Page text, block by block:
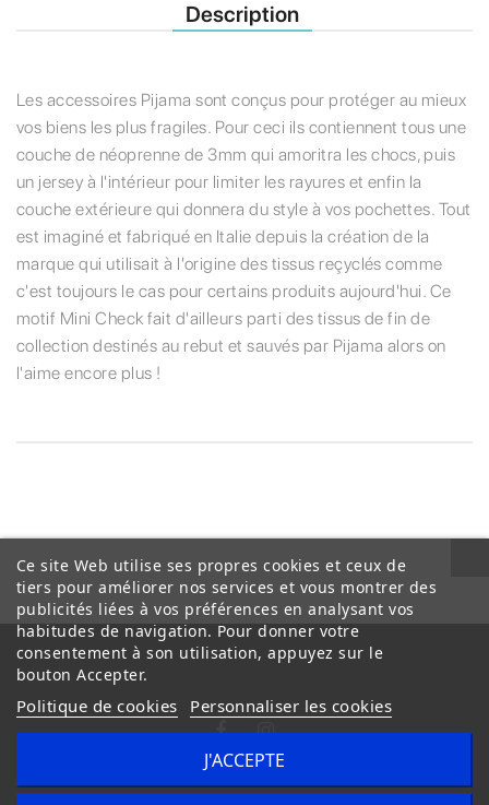
Description
Les accessoires Pijama sont conçus pour protéger au mieux
vos biens les plus fragiles. Pour ceci ils contiennent tous une
couche de néoprenne de 3mm qui amoritra les chocs, puis
un jersey à l'intérieur pour limiter les rayures et enfin la
couche extérieure qui donnera du style à vos pochettes. Tout
est imaginé et fabriqué en Italie depuis la création de la
marque qui utilisait à l'origine des tissus reçyclés comme
c'est toujours le cas pour certains produits aujourd'hui. Ce
motif Mini Check fait d'ailleurs parti des tissus de fin de
collection destinés au rebut et sauvés par Pijama alors on
l'aime encore plus !
Conditions Générales de Vente
Ce site Web utilise ses propres cookies et ceux de
tiers pour améliorer nos services et vous montrer des
publicités liées à vos préférences en analysant vos
habitudes de navigation. Pour donner votre
consentement à son utilisation, appuyez sur le
bouton Accepter.
Politique de cookies Personnaliser les cookies
J'ACCEPTE